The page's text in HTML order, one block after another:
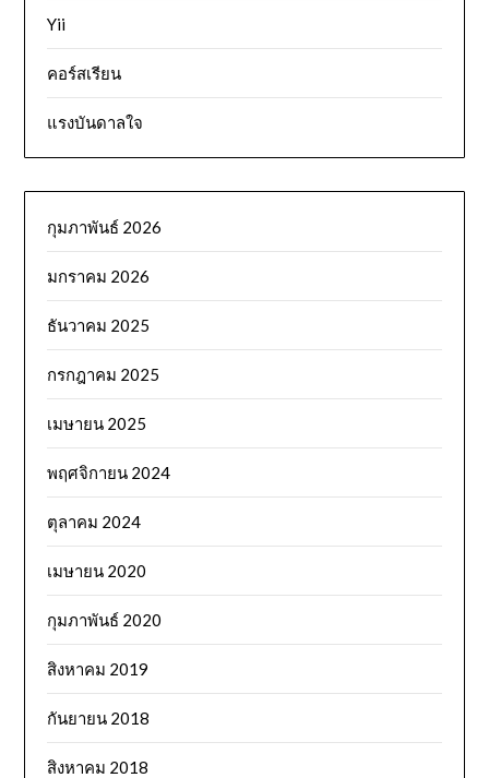
Yii
คอร์สเรียน
แรงบันดาลใจ
กุมภาพันธ์ 2026
มกราคม 2026
ธันวาคม 2025
กรกฎาคม 2025
เมษายน 2025
พฤศจิกายน 2024
ตุลาคม 2024
เมษายน 2020
กุมภาพันธ์ 2020
สิงหาคม 2019
กันยายน 2018
สิงหาคม 2018